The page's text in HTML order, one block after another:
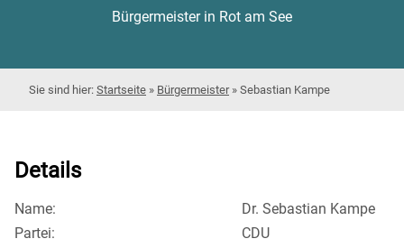
Bürgermeister in Rot am See
Startseite » Bürgermeister» Sebastian Kampe
Details
Name:
Dr. Sebastian Kampe
Partei:
CDU